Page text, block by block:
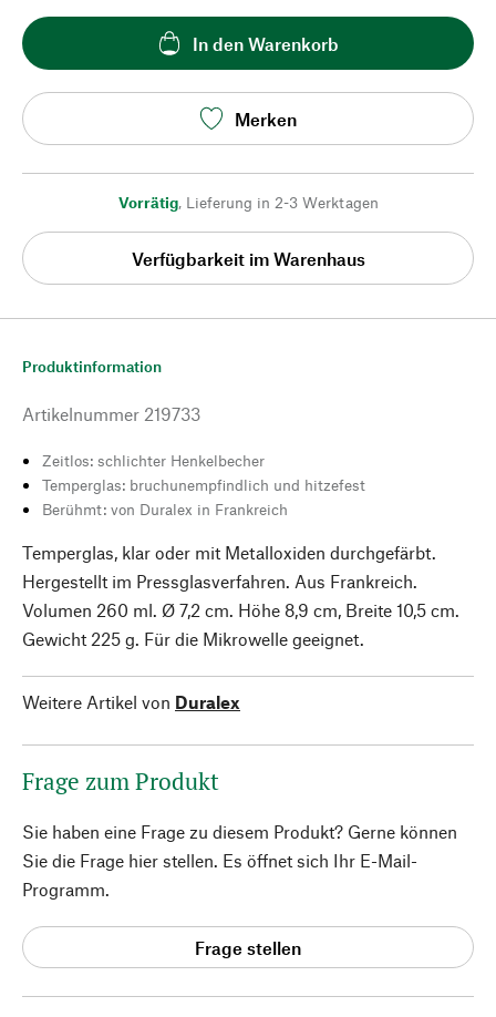
In den Warenkorb
Merken
Vorrätig, Lieferung in 2-3 Werktagen
Verfügbarkeit im Warenhaus
Produktinformation
Artikelnummer 219733
Zeitlos: schlichter Henkelbecher
Temperglas: bruchunempfindlich und hitzefest
Berühmt: von Duralex in Frankreich
Temperglas, klar oder mit Metalloxiden durchgefärbt.
Hergestellt im Pressglasverfahren. Aus Frankreich.
Volumen 260 ml. Ø 7,2 cm. Höhe 8,9 cm, Breite 10,5 cm.
Gewicht 225 g. Für die Mikrowelle geeignet.
Weitere Artikel von Duralex
Frage zum Produkt
Sie haben eine Frage zu diesem Produkt? Gerne können
Sie die Frage hier stellen. Es öffnet sich Ihr E-Mail-
Programm.
Frage stellen